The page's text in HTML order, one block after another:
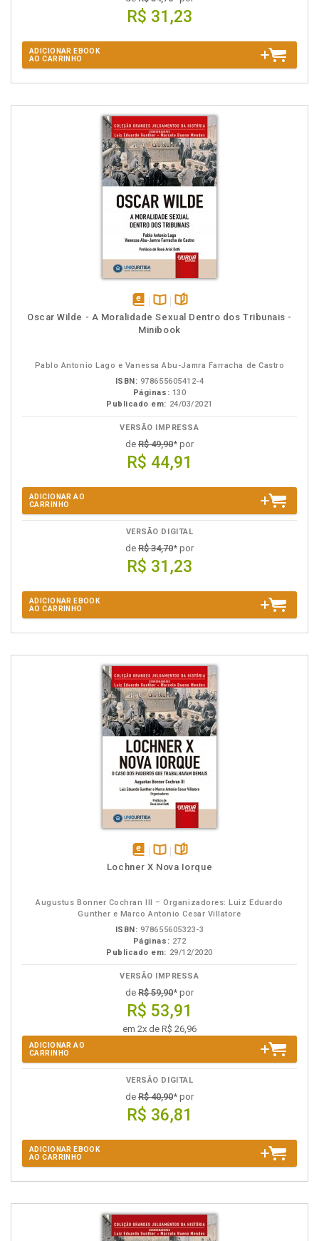
R$ 31,23
ADICIONAR EBOOK
AO CARRINHO
disponível
em
Disponível
na
páginas
Oscar Wilde - A Moralidade Sexual Dentro dos Tribunais -
Minibook
Pablo Antonio Lago e Vanessa Abu-Jamra Farracha de Castro
ISBN: 978655605412-4
Páginas: 130
Publicado em: 24/03/2021
VERSÃO IMPRESSA
de R$ 49,90* por
R$ 44,91
ADICIONAR AO
CARRINHO
VERSÃO DIGITAL
de R$ 34,70* por
R$ 31,23
ADICIONAR EBOOK
AO CARRINHO
disponívelDisponível
páginas
Lochner X Nova Iorque
Augustus Bonner Cochran III – Organizadores: Luiz Eduardo
Gunther e Marco Antonio Cesar Villatore
ISBN: 978655605323-3
Páginas: 272
Publicado em: 29/12/2020
VERSÃO IMPRESSA
de R$ 59,90* por
R$ 53,91
em 2x de R$ 26,96
ADICIONAR AO
CARRINHO
VERSÃO DIGITAL
de R$ 40,90* por
R$ 36,81
ADICIONAR EBOOK
AO CARRINHO